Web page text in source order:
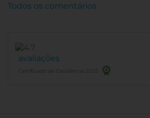
avaliações
Certificado de Excelência 2025
Todos os comentários